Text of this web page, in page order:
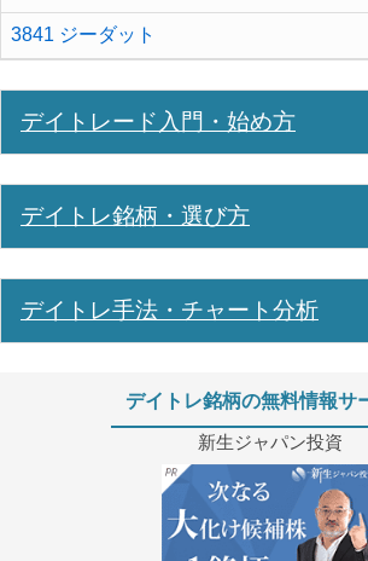
3841 ジーダット
デイトレード入門・始め方
デイトレ銘柄・選び方
デイトレ手法・チャート分析
デイトレ銘柄の無料情報サ
新生ジャパン投資